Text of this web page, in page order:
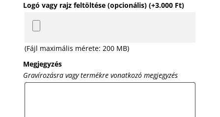
Logó vagy rajz feltöltése (opcionális) (+3.000 Ft)
(Fájl maximális mérete: 200 MB)
Megjegyzés
Gravírozásra vagy termékre vonatkozó megjegyzés